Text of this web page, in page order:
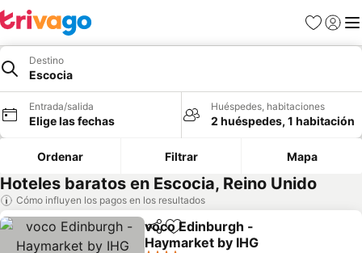
Favoritos
Iniciar
Destino
Escocia
Entrada/salida
Elige las fechas
Huéspedes, habitaciones
2 huéspedes, 1 habitación
Ordenar Filtrar Mapa
Hoteles baratos en Escocia, Reino Unido
Cómo influyen los pagos en los resultados
CompartirAñadir a favoritos
voco Edinburgh -
Haymarket by IHG